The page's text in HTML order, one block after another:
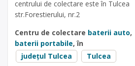
centrului de colectare este în Tulcea
str.Forestierului, nr.2
Centru de colectare baterii auto,
baterii portabile, în
județul Tulcea
Tulcea